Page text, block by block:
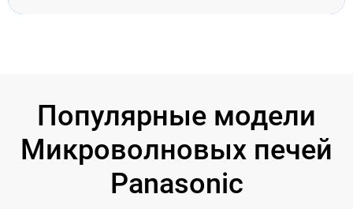
Популярные модели
Микроволновых печей
Panasonic